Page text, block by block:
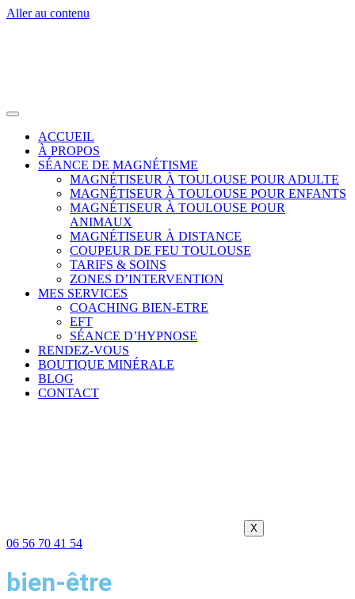
Aller au contenu
ACCUEIL
À PROPOS
SÉANCE DE MAGNÉTISME
MAGNÉTISEUR À TOULOUSE POUR ADULTE
MAGNÉTISEUR À TOULOUSE POUR ENFANTS
MAGNÉTISEUR À TOULOUSE POUR
ANIMAUX
MAGNÉTISEUR À DISTANCE
COUPEUR DE FEU TOULOUSE
TARIFS & SOINS
ZONES D’INTERVENTION
MES SERVICES
COACHING BIEN-ETRE
EFT
SÉANCE D’HYPNOSE
RENDEZ-VOUS
BOUTIQUE MINÉRALE
BLOG
CONTACT
X
06 56 70 41 54
bien-être